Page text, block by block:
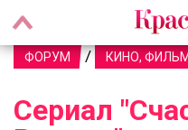
ФОРУМ / КИНО,
Сериал